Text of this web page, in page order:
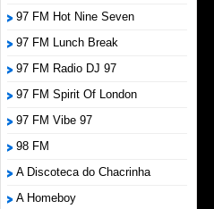
97 FM Hot Nine Seven
97 FM Lunch Break
97 FM Radio DJ 97
97 FM Spirit Of London
97 FM Vibe 97
98 FM
A Discoteca do Chacrinha
A Homeboy